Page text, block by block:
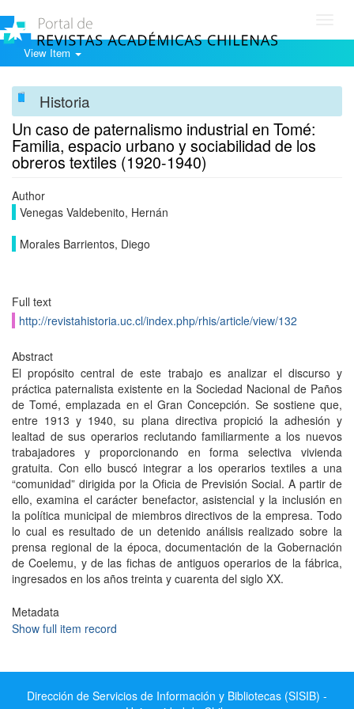
View Item
Historia
Un caso de paternalismo industrial en Tomé:
Familia, espacio urbano y sociabilidad de los
obreros textiles (1920-1940)
Author
Venegas Valdebenito, Hernán
Morales Barrientos, Diego
Full text
http://revistahistoria.uc.cl/index.php/rhis/article/view/132
Abstract
El propósito central de este trabajo es analizar el discurso y
práctica paternalista existente en la Sociedad Nacional de Paños
de Tomé, emplazada en el Gran Concepción. Se sostiene que,
entre 1913 y 1940, su plana directiva propició la adhesión y
lealtad de sus operarios reclutando familiarmente a los nuevos
trabajadores y proporcionando en forma selectiva vivienda
gratuita. Con ello buscó integrar a los operarios textiles a una
“comunidad” dirigida por la Oficia de Previsión Social. A partir de
ello, examina el carácter benefactor, asistencial y la inclusión en
la política municipal de miembros directivos de la empresa. Todo
lo cual es resultado de un detenido análisis realizado sobre la
prensa regional de la época, documentación de la Gobernación
de Coelemu, y de las fichas de antiguos operarios de la fábrica,
ingresados en los años treinta y cuarenta del siglo XX.
Metadata
Show full item record
Dirección de Servicios de Información y Bibliotecas (SISIB) -